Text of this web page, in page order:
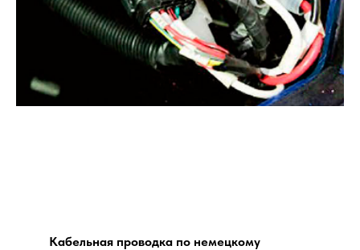
Кабельная проводка по немецкому